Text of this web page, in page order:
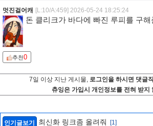
멋진걸어캐 [L:10/A:459] 2026-05-24 18:25:24
돈 클리크가 바다에 빠진 루피를 구해
추천0
7일 이상 지난 게시물,
로그인을 하시면 댓글
츄잉은 가입시 개인정보를 전혀 받지
인기글보기 최신화 링크좀 올려줘 [1]